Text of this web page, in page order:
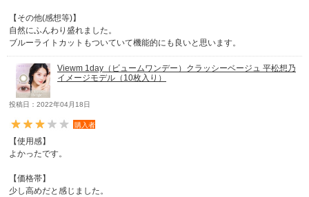
【その他(感想等)】
自然にふんわり盛れました。
ブルーライトカットもついていて機能的にも良いと思います。
Viewm 1day（ビュームワンデー）クラッシーベージュ 平松想乃
イメージモデル（10枚入り）
投稿日：2022年04月18日
購入者
【使用感】
よかったです。
【価格帯】
少し高めだと感じました。